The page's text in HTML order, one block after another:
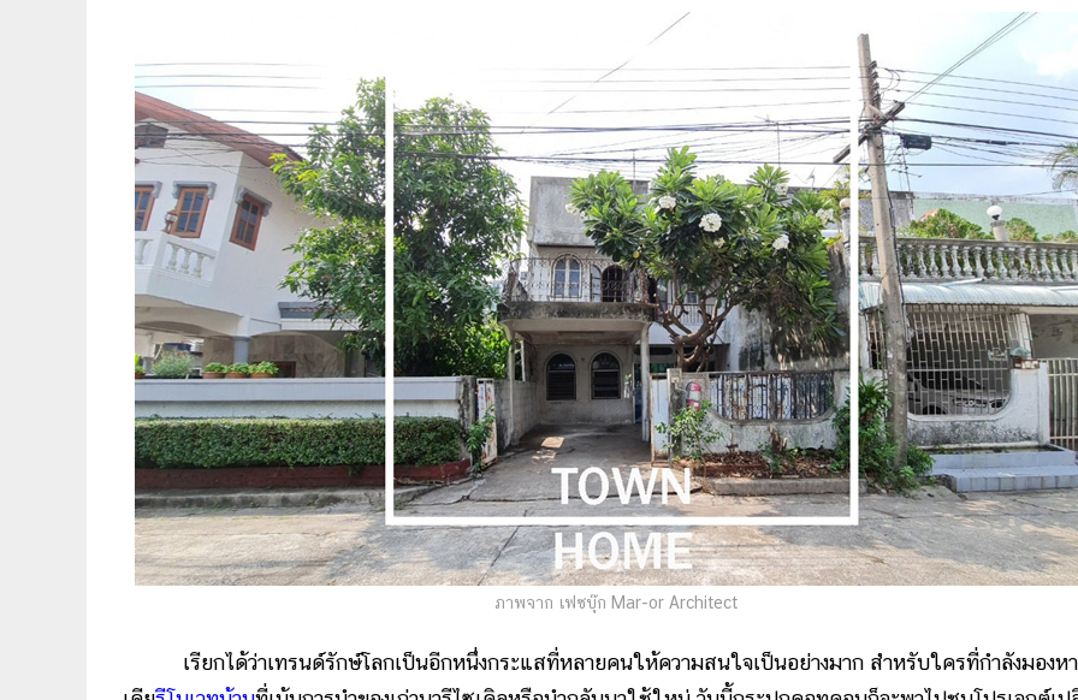
ภาพจาก เฟซบุ๊ก Mar-or Architect
เรียกได้ว่าเทรนด์รักษ์โลกเป็นอีกหนึ่งกระแสที่หลายคนให้ความสนใจเป็นอย่างมาก สำหรับใครที่กำลังมองห